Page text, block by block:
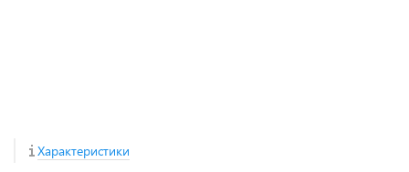
Характеристики